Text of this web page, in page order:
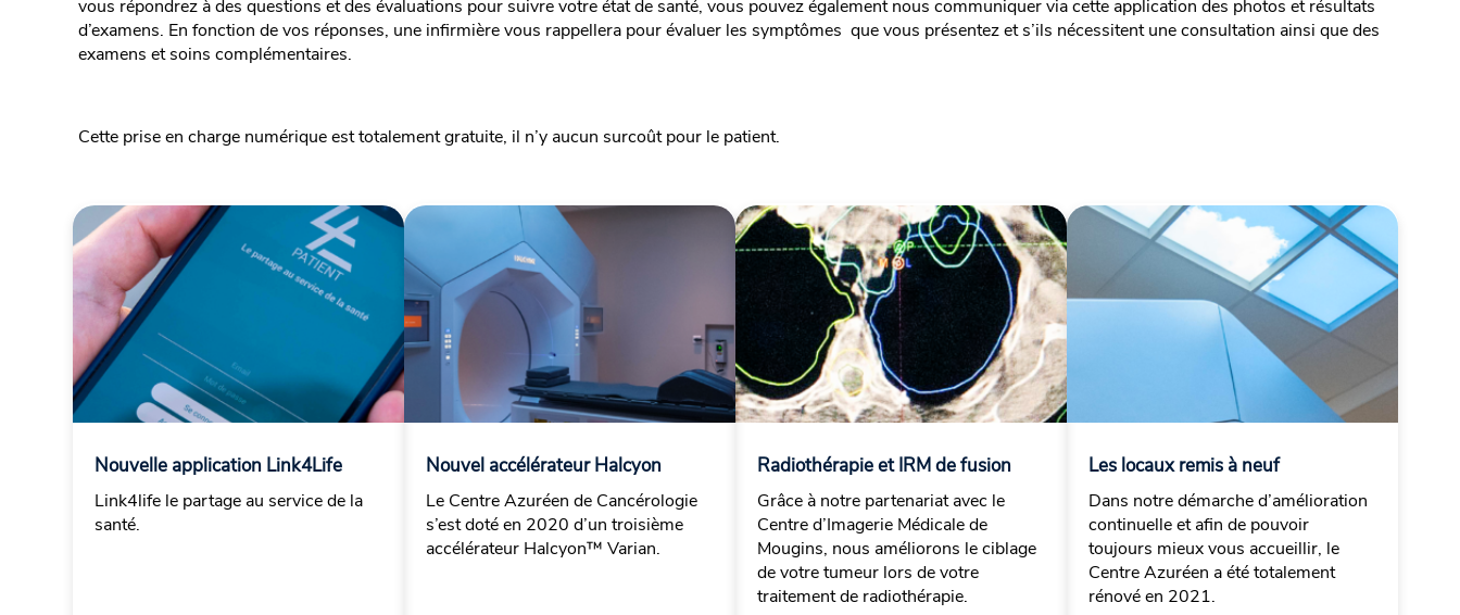
vous répondrez à des questions et des évaluations pour suivre votre état de santé, vous pouvez également nous communiquer via cette application des photos et résultats
d’examens. En fonction de vos réponses, une infirmière vous rappellera pour évaluer les symptômes que vous présentez et s’ils nécessitent une consultation ainsi que des
examens et soins complémentaires.
Cette prise en charge numérique est totalement gratuite, il n’y aucun surcoût pour le patient.
Nouvelle application Link4Life
Link4life le partage au service de la
santé.
Nouvel accélérateur Halcyon
Le Centre Azuréen de Cancérologie
s’est doté en 2020 d’un troisième
accélérateur Halcyon™ Varian.
Radiothérapie et IRM de fusion
Grâce à notre partenariat avec le
Centre d’Imagerie Médicale de
Mougins, nous améliorons le ciblage
de votre tumeur lors de votre
traitement de radiothérapie.
Les locaux remis à neuf
Dans notre démarche d’amélioration
continuelle et afin de pouvoir
toujours mieux vous accueillir, le
Centre Azuréen a été totalement
rénové en 2021.